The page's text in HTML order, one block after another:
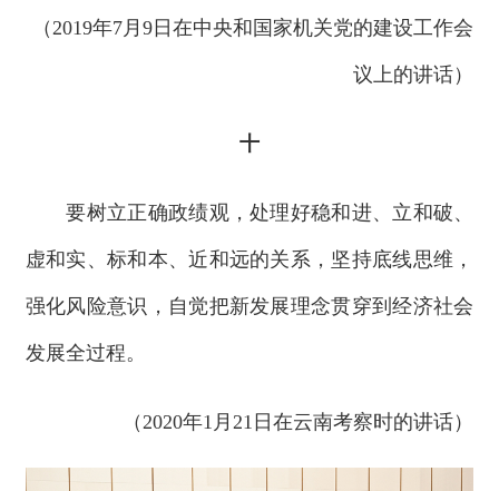
（2019年7月9日在中央和国家机关党的建设工作会
议上的讲话）
十
要树立正确政绩观，处理好稳和进、立和破、
虚和实、标和本、近和远的关系，坚持底线思维，
强化风险意识，自觉把新发展理念贯穿到经济社会
发展全过程。
（2020年1月21日在云南考察时的讲话）